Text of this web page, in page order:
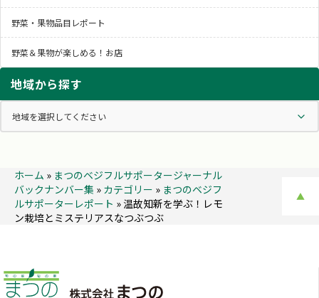
野菜・果物品目レポート
野菜＆果物が楽しめる！お店
地域から探す
ホーム » まつのベジフルサポータージャーナル
バックナンバー集 » カテゴリー » まつのベジフ
ルサポーターレポート » 温故知新を学ぶ！レモ
ン栽培とミステリアスなつぶつぶ
▲